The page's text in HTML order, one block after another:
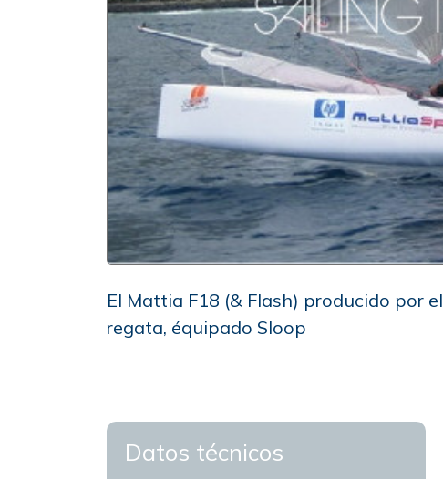
El Mattia F18 (& Flash) producido por
regata, équipado Sloop
Datos técnicos